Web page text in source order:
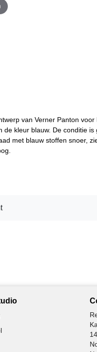
van Verner Panton voor
de kleur blauw. De conditie is
met blauw stoffen snoer,